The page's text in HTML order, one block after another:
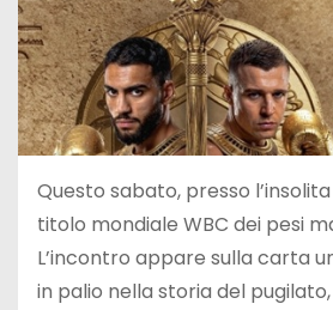
Questo sabato, presso
titolo mondiale WBC dei pesi
L’incontro appare sulla carta
in palio nella storia del